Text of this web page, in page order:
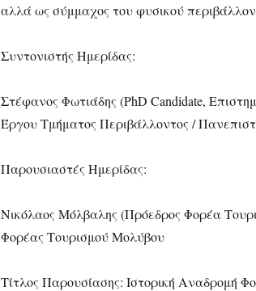
αλλά ως σύμμαχος του φυσικού
Συντονιστής Ημερίδας:
Στέφανος Φωτιάδης (PhD Candidate,
Έργου Τμήματος Περιβάλλοντος /
Παρουσιαστές Ημερίδας:
Νικόλαος Μόλβαλης (Πρόεδρος Φορέα
Φορέας Τουρισμού Μολύβου
Τίτλος Παρουσίασης: Ιστορική Αναδρομή